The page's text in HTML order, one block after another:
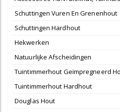
Schuttingen Vuren En Grenenhout
Schuttingen Hardhout
Hekwerken
Natuurlijke Afscheidingen
Tuintimmerhout Geïmpregneerd
Tuintimmerhout Hardhout
Douglas Hout